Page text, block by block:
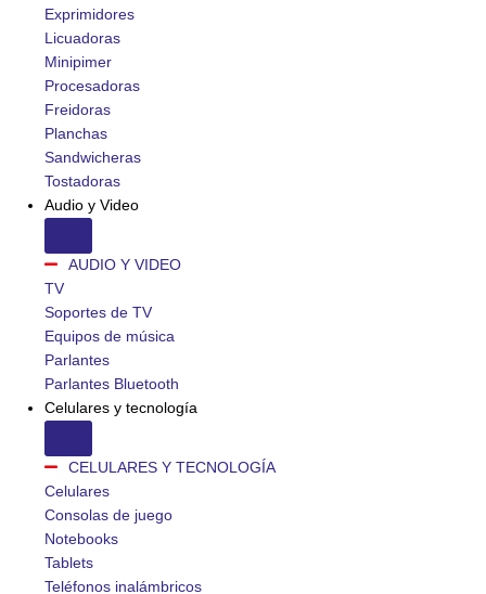
Exprimidores
Licuadoras
Minipimer
Procesadoras
Freidoras
Planchas
Sandwicheras
Tostadoras
Audio y Video
AUDIO Y VIDEO
TV
Soportes de TV
Equipos de música
Parlantes
Parlantes Bluetooth
Celulares y tecnología
CELULARES Y TECNOLOGÍA
Celulares
Consolas de juego
Notebooks
Tablets
Teléfonos inalámbricos